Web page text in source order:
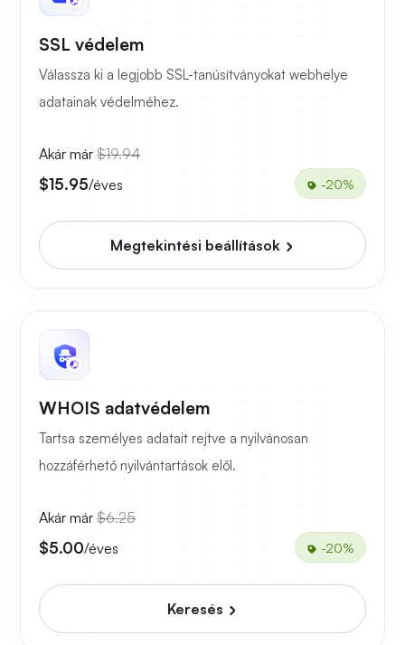
SSL védelem
Válassza ki a legjobb SSL-tanúsítványokat webhelye
adatainak védelméhez.
Akár már $19.94
$15.95/éves -20%
Megtekintési beállítások
WHOIS adatvédelem
Tartsa személyes adatait rejtve a nyilvánosan
hozzáférhető nyilvántartások elől.
Akár már $6.25
$5.00/éves -20%
Keresés